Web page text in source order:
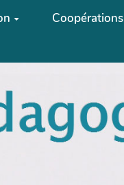
Coopérations